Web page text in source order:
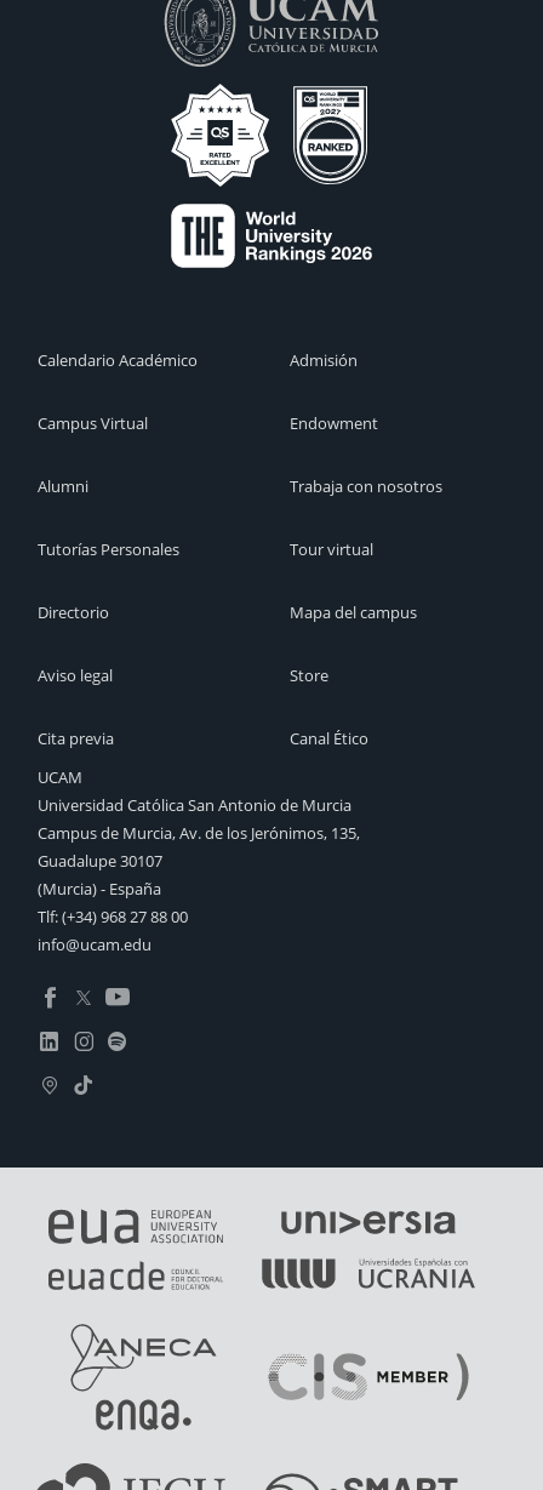
Calendario Académico
Campus Virtual
Alumni
Tutorías Personales
Directorio
Aviso legal
Cita previa
Admisión
Endowment
Trabaja con nosotros
Tour virtual
Mapa del campus
Store
Canal Ético
UCAM
Universidad Católica San Antonio de Murcia
Campus de Murcia, Av. de los Jerónimos, 135,
Guadalupe 30107
(Murcia) - España
Tlf:(+34) 968 27 88 00
info@ucam.edu